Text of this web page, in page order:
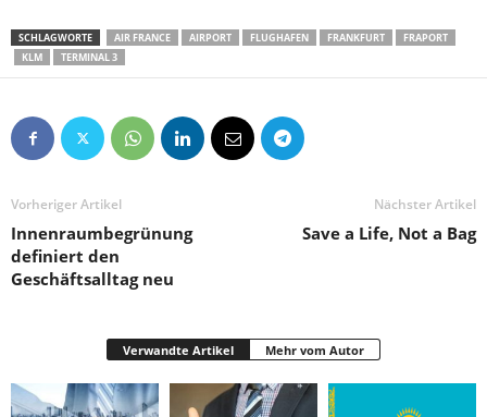
SCHLAGWORTE AIR FRANCE AIRPORT FLUGHAFEN FRANKFURT
FRAPORT
KLM
TERMINAL 3
Vorheriger Artikel
Innenraumbegrünung
definiert den
Geschäftsalltag neu
Nächster Artikel
Save a Life, Not a Bag
Verwandte Artikel Mehr vom Autor